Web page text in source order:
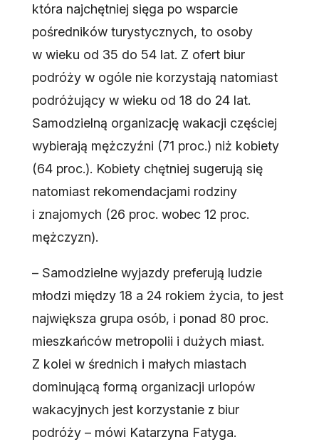
która najchętniej sięga po wsparcie
pośredników turystycznych, to osoby
w wieku od 35 do 54 lat. Z ofert biur
podróży w ogóle nie korzystają natomiast
podróżujący w wieku od 18 do 24 lat.
Samodzielną organizację wakacji częściej
wybierają mężczyźni (71 proc.) niż kobiety
(64 proc.). Kobiety chętniej sugerują się
natomiast rekomendacjami rodziny
i znajomych (26 proc. wobec 12 proc.
mężczyzn).
– Samodzielne wyjazdy preferują ludzie
młodzi między 18 a 24 rokiem życia, to jest
największa grupa osób, i ponad 80 proc.
mieszkańców metropolii i dużych miast.
Z kolei w średnich i małych miastach
dominującą formą organizacji urlopów
wakacyjnych jest korzystanie z biur
podróży – mówi Katarzyna Fatyga.